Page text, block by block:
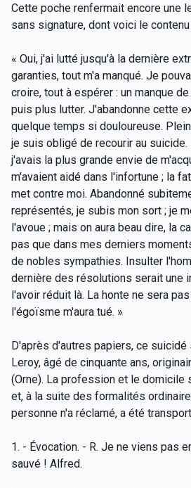
Cette poche renfermait encore une
sans signature, dont voici le contenu
« Oui, j'ai lutté jusqu'à la dernière
garanties, tout m'a manqué. Je
croire, tout à espérer : un manque
puis plus lutter. J'abandonne cette
quelque temps si douloureuse.
je suis obligé de recourir au
j'avais la plus grande envie de
m'avaient aidé dans l'infortune ; la
met contre moi. Abandonné
représentés, je subis mon sort ; je
l'avoue ; mais on aura beau dire, la
pas que dans mes derniers
de nobles sympathies. Insulter
dernière des résolutions serait une
l'avoir réduit là. La honte ne sera
l'égoïsme m'aura tué. »
D'après d'autres papiers, ce
Leroy, âgé de cinquante ans,
(Orne). La profession et le domicile
et, à la suite des formalités
personne n'a réclamé, a été
1. - Évocation. - R. Je ne viens pas
sauvé ! Alfred.